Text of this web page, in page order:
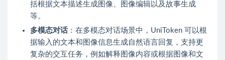
括根据文本描述生成图像、图像编辑以及故事生成
等。
多模态对话 ：在多模态对话场景中，UniToken 可以根
据输入的文本和图像信息生成自然语言回复，支持更
复杂的交互任务，例如解释图像内容或根据图像和文